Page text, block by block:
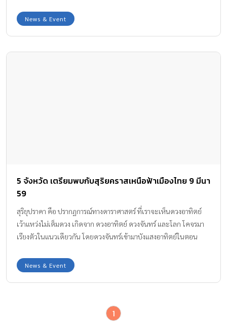
News & Event
5 จังหวัด เตรียมพบกับสุริยคราสเหนือฟ้าเมืองไทย 9 มีนา
59
สุริยุปราคา คือ ปรากฏการณ์ทางดาราศาสตร์ ที่เราจะเห็นดวงอาทิตย์
เว้าแหว่งไม่เต็มดวง เกิดจาก ดวงอาทิตย์ ดวงจันทร์ และโลก โคจรมา
เรียงตัวในแนวเดียวกัน โดยดวงจันทร์เข้ามาบังแสงอาทิตย์ในตอน
ประเทศต่างๆ มีโอกาสเห็นสุริยุปราคาเต็มดวงได้ไม่กี่ครั้ง
News & Event
1